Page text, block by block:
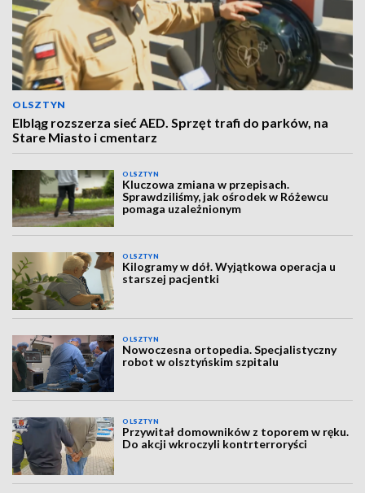
OLSZTYN
Elbląg rozszerza sieć AED. Sprzęt trafi do parków, na
Stare Miasto i cmentarz
OLSZTYN
Kluczowa zmiana w przepisach.
Sprawdziliśmy, jak ośrodek w Różewcu
pomaga uzależnionym
OLSZTYN
Kilogramy w dół. Wyjątkowa operacja u
starszej pacjentki
OLSZTYN
Nowoczesna ortopedia. Specjalistyczny
robot w olsztyńskim szpitalu
OLSZTYN
Przywitał domowników z toporem w ręku.
Do akcji wkroczyli kontrterroryści